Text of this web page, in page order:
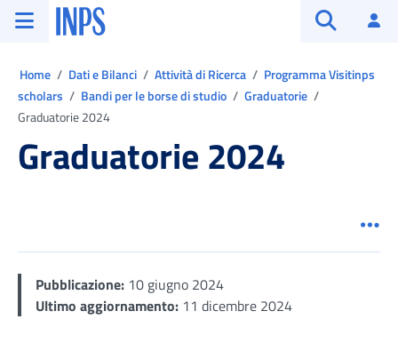
Vai al menu principale
Vai al contenuto principale
Vai al pie' di pagina
INPS ()
Home Dati e Bilanci Attività di Ricerca
Programma Visitinps
scholars
Bandi per le borse di studio
Graduatorie
Graduatorie 2024
Graduatorie 2024
Pubblicazione: 10 giugno 2024
Ultimo aggiornamento: 11 dicembre 2024